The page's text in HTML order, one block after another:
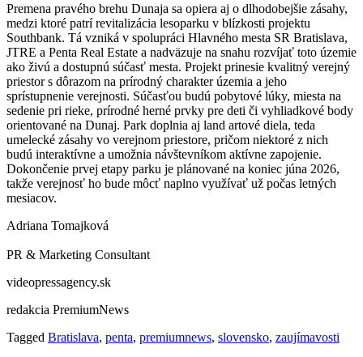
Premena pravého brehu Dunaja sa opiera aj o dlhodobejšie zásahy,
medzi ktoré patrí revitalizácia lesoparku v blízkosti projektu
Southbank. Tá vzniká v spolupráci Hlavného mesta SR Bratislava,
JTRE a Penta Real Estate a nadväzuje na snahu rozvíjať toto územie
ako živú a dostupnú súčasť mesta. Projekt prinesie kvalitný verejný
priestor s dôrazom na prírodný charakter územia a jeho
sprístupnenie verejnosti. Súčasťou budú pobytové lúky, miesta na
sedenie pri rieke, prírodné herné prvky pre deti či vyhliadkové body
orientované na Dunaj. Park doplnia aj land artové diela, teda
umelecké zásahy vo verejnom priestore, pričom niektoré z nich
budú interaktívne a umožnia návštevníkom aktívne zapojenie.
Dokončenie prvej etapy parku je plánované na koniec júna 2026,
takže verejnosť ho bude môcť naplno využívať už počas letných
mesiacov.
Adriana Tomajková
PR & Marketing Consultant
videopressagency.sk
redakcia PremiumNews
Tagged Bratislava, penta, premiumnews, slovensko, zaujímavosti